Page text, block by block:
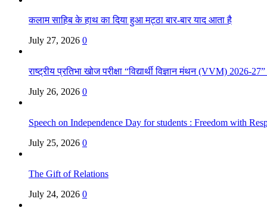
कलाम साहिब के हाथ का दिया हुआ मट्ठा बार-बार याद आता है
July 27, 2026 0
राष्ट्रीय प्रतिभा खोज परीक्षा “विद्यार्थी विज्ञान मंथन (VVM)
July 26, 2026 0
Speech on Independence Day for students : Freedom with
July 25, 2026 0
The Gift of Relations
July 24, 2026 0